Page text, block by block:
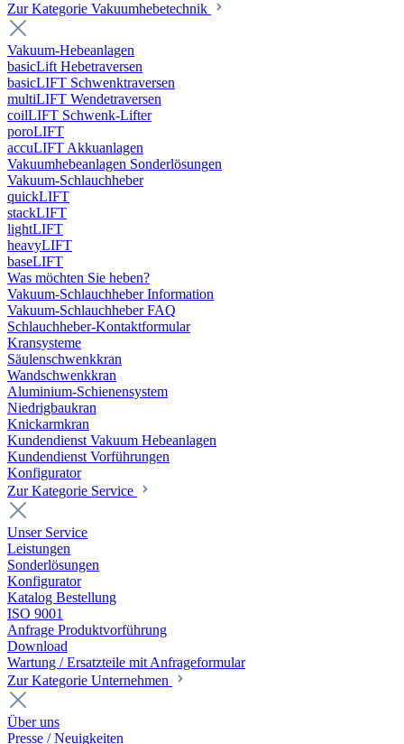
Zur Kategorie Vakuumhebetechnik
Vakuum-Hebeanlagen
basicLift Hebetraversen
basicLIFT Schwenktraversen
multiLIFT Wendetraversen
coilLIFT Schwenk-Lifter
poroLIFT
accuLIFT Akkuanlagen
Vakuumhebeanlagen Sonderlösungen
Vakuum-Schlauchheber
quickLIFT
stackLIFT
lightLIFT
heavyLIFT
baseLIFT
Was möchten Sie heben?
Vakuum-Schlauchheber Information
Vakuum-Schlauchheber FAQ
Schlauchheber-Kontaktformular
Kransysteme
Säulenschwenkkran
Wandschwenkkran
Aluminium-Schienensystem
Niedrigbaukran
Knickarmkran
Kundendienst Vakuum Hebeanlagen
Kundendienst Vorführungen
Konfigurator
Zur Kategorie Service
Unser Service
Leistungen
Sonderlösungen
Konfigurator
Katalog Bestellung
ISO 9001
Anfrage Produktvorführung
Download
Wartung / Ersatzteile mit Anfrageformular
Zur Kategorie Unternehmen
Über uns
Presse / Neuigkeiten